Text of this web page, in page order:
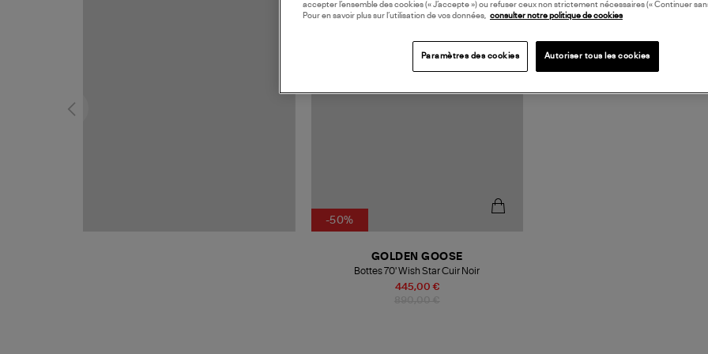
MADE IN EUROPE
-50%
445,00 €
GOLDEN GOOSE
Bottes 70' Wish Star Cuir Noir
accepter l’ensemble des cookies (« J’accepte ») ou refuser ceux non strictement nécessaires (« Continuer
Pour en savoir plus sur l’utilisation de vos données,
consulter notre politique de cookies
Paramètres des cookies Autoriser tous les cookies